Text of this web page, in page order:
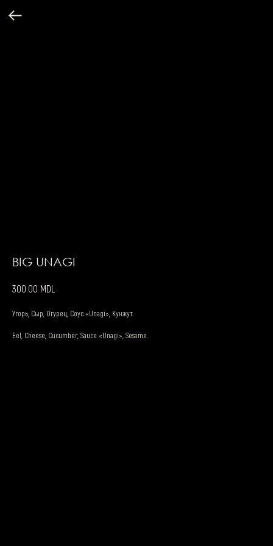
BIG UNAGI
300.00 MDL
Угорь, Сыр, Огурец, Соус «Unagi», Кунжут.
Eel, Cheese, Cucumber, Sauce «Unagi», Sesame.